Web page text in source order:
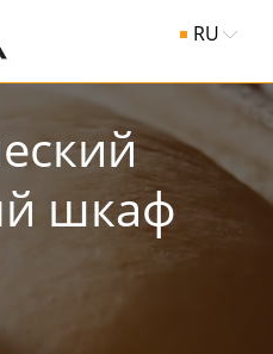
RU
шкаф